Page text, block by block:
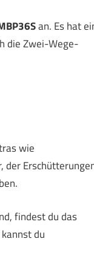
an. Es hat
die Zwei-Wege-
wie
der
findest du das
du